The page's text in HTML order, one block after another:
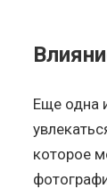
Еще одна
которое